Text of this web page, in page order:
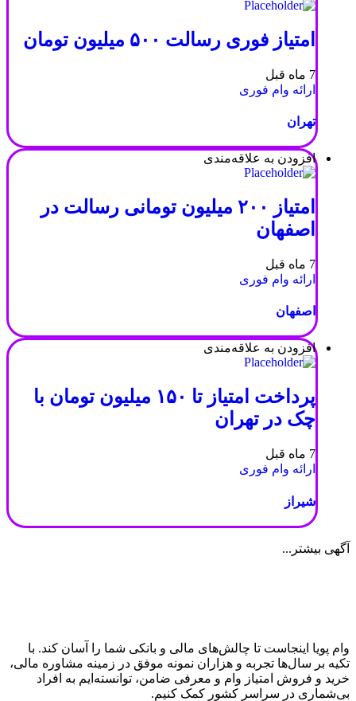
امتیاز فوری رسالت ۵۰۰ میلیون تومان
7 ماه قبل
ارائه وام فوری
تهران
افزودن به علاقه‌مندی
امتیاز ۲۰۰ میلیون تومانی رسالت در
اصفهان
7 ماه قبل
ارائه وام فوری
اصفهان
افزودن به علاقه‌مندی
پرداخت امتیاز تا ۱۵۰ میلیون تومان با
چک در تهران
7 ماه قبل
ارائه وام فوری
شیراز
آگهی بیشتر...
وام پویا اینجاست تا چالش‌های مالی و بانکی شما را آسان کند. با
تکیه بر سال‌ها تجربه و هزاران نمونه موفق در زمینه مشاوره مالی،
خرید و فروش امتیاز وام و معرفی ضامن، توانسته‌ایم به افراد
بی‌شماری در سراسر کشور کمک کنیم.